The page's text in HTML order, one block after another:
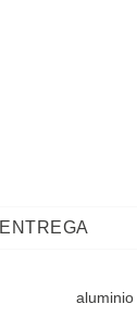
ENTREGA
aluminio